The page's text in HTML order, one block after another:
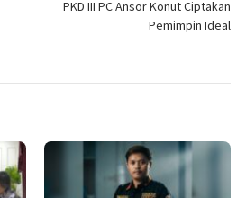
PKD III PC Ansor Konut Ciptakan
Pemimpin Ideal